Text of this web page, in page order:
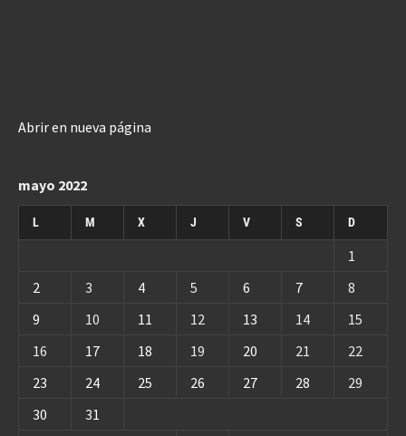
Abrir en nueva página
mayo 2022
L M X J V S D
1
2
3 4 5 6 7
8
9
10 11 12 13 14
15
16
17 18 19 20 21
22
23
24 25 26 27 28
29
30
31